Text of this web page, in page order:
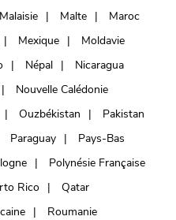
Malaisie Malte
Maroc
Mexique
Moldavie
Népal
Nicaragua
Nouvelle Calédonie
Ouzbékistan
Pakistan
Paraguay
Pays-Bas
Polynésie Française
Rico
Qatar
Roumanie